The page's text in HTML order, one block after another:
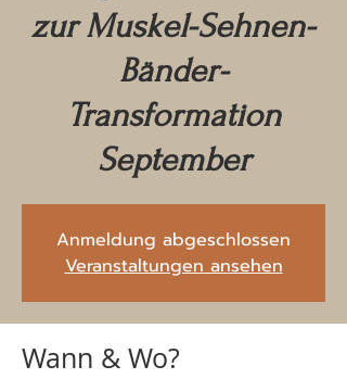
zur Muskel-Sehnen-
Bänder-
Transformation
September
Anmeldung abgeschlossen
Veranstaltungen ansehen
Wann & Wo?